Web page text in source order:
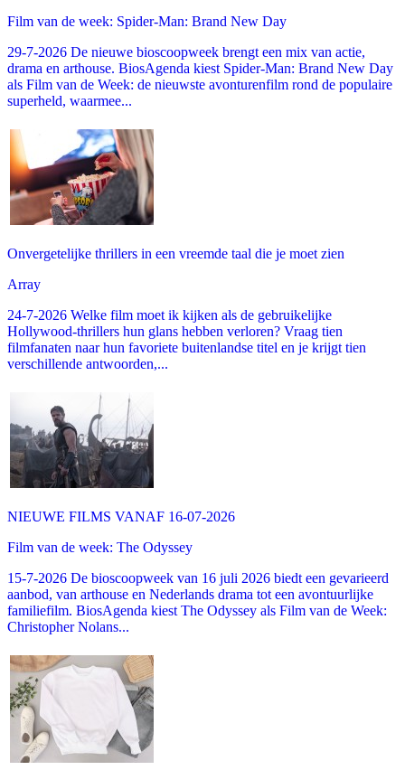
Film van de week: Spider-Man: Brand New Day
29-7-2026 De nieuwe bioscoopweek brengt een mix van actie,
drama en arthouse. BiosAgenda kiest Spider-Man: Brand New Day
als Film van de Week: de nieuwste avonturenfilm rond de populaire
superheld, waarmee...
Onvergetelijke thrillers in een vreemde taal die je moet zien
Array
24-7-2026 Welke film moet ik kijken als de gebruikelijke
Hollywood-thrillers hun glans hebben verloren? Vraag tien
filmfanaten naar hun favoriete buitenlandse titel en je krijgt tien
verschillende antwoorden,...
NIEUWE FILMS VANAF 16-07-2026
Film van de week: The Odyssey
15-7-2026 De bioscoopweek van 16 juli 2026 biedt een gevarieerd
aanbod, van arthouse en Nederlands drama tot een avontuurlijke
familiefilm. BiosAgenda kiest The Odyssey als Film van de Week:
Christopher Nolans...